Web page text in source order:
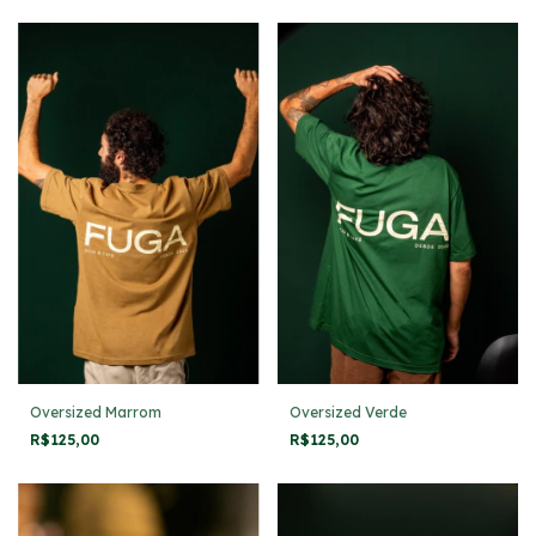
Oversized Marrom
R$125,00
Oversized Verde
R$125,00